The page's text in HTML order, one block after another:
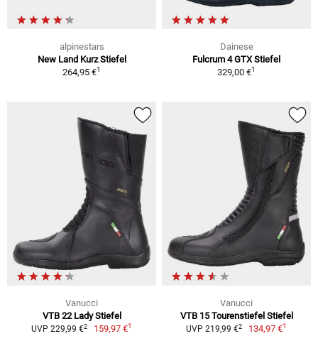
alpinestars
New Land Kurz Stiefel
264,95 €1
Dainese
Fulcrum 4 GTX Stiefel
329,00 €1
Vanucci
VTB 22 Lady Stiefel
UVP 229,99 €2 159,97 €1
Vanucci
VTB 15 Tourenstiefel Stiefel
UVP 219,99 €2 134,97 €1